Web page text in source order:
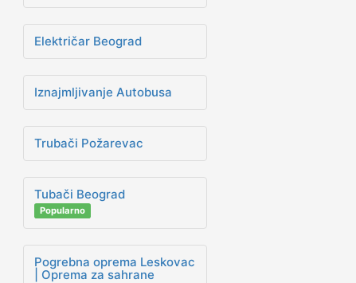
Električar Beograd
Iznajmljivanje Autobusa
Trubači Požarevac
Tubači Beograd
Popularno
Pogrebna oprema Leskovac
| Oprema za sahrane